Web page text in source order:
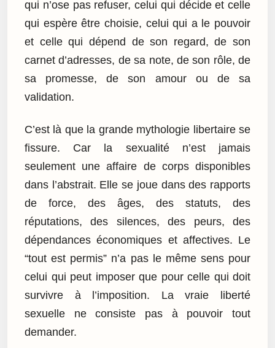
qui n’ose pas refuser, celui qui décide et celle
qui espère être choisie, celui qui a le pouvoir
et celle qui dépend de son regard, de son
carnet d’adresses, de sa note, de son rôle, de
sa promesse, de son amour ou de sa
validation.
C’est là que la grande mythologie libertaire se
fissure. Car la sexualité n’est jamais
seulement une affaire de corps disponibles
dans l’abstrait. Elle se joue dans des rapports
de force, des âges, des statuts, des
réputations, des silences, des peurs, des
dépendances économiques et affectives. Le
“tout est permis” n’a pas le même sens pour
celui qui peut imposer que pour celle qui doit
survivre à l’imposition. La vraie liberté
sexuelle ne consiste pas à pouvoir tout
demander.